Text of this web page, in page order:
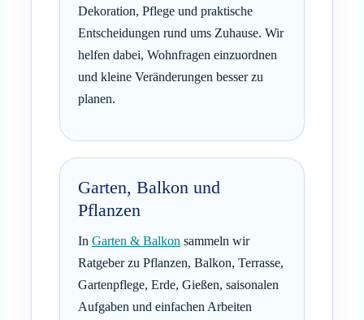
Dekoration, Pflege und praktische
Entscheidungen rund ums Zuhause. Wir
helfen dabei, Wohnfragen einzuordnen
und kleine Veränderungen besser zu
planen.
Garten, Balkon und
Pflanzen
In Garten & Balkon sammeln wir
Ratgeber zu Pflanzen, Balkon, Terrasse,
Gartenpflege, Erde, Gießen, saisonalen
Aufgaben und einfachen Arbeiten